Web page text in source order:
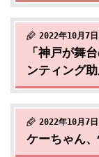
2022年10月7
「神戸が舞
ンティング
2022年10月7
ケーちゃん